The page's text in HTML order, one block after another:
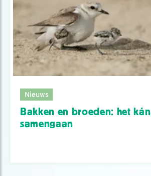
Nieuws
Bakken en broeden: het kán
samengaan